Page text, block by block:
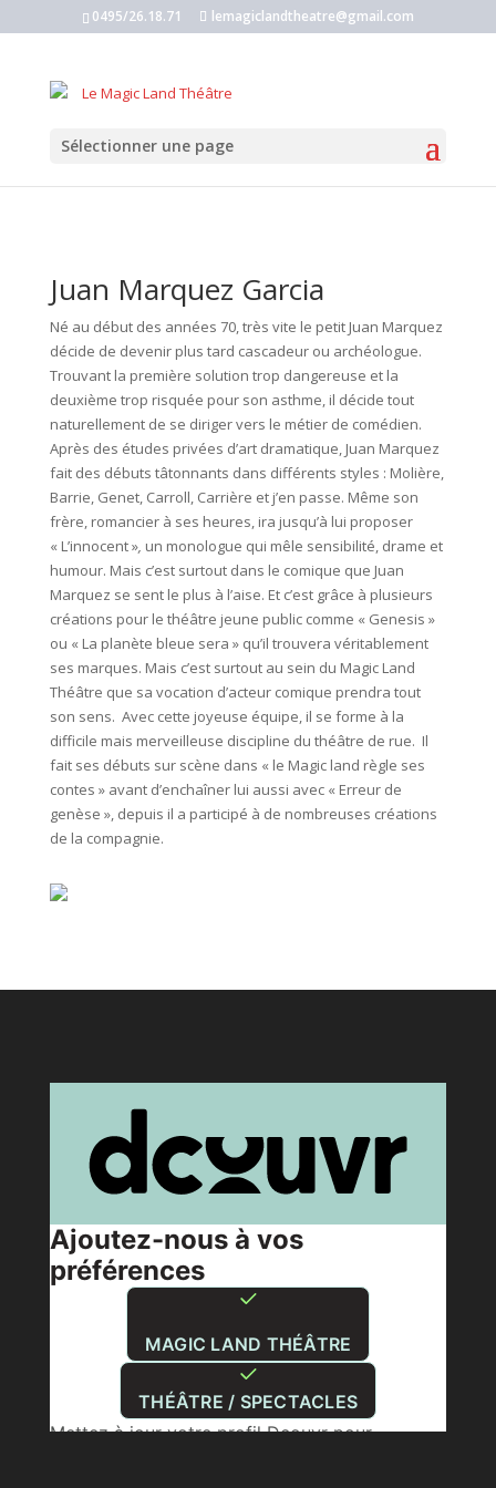
0495/26.18.71 lemagiclandtheatre@gmail.com
Sélectionner une page
Juan Marquez Garcia
Né au début des années 70, très vite le petit Juan Marquez
décide de devenir plus tard cascadeur ou archéologue.
Trouvant la première solution trop dangereuse et la
deuxième trop risquée pour son asthme, il décide tout
naturellement de se diriger vers le métier de comédien.
Après des études privées d’art dramatique, Juan Marquez
fait des débuts tâtonnants dans différents styles : Molière,
Barrie, Genet, Carroll, Carrière et j’en passe. Même son
frère, romancier à ses heures, ira jusqu’à lui proposer
« L’innocent », un monologue qui mêle sensibilité, drame et
humour. Mais c’est surtout dans le comique que Juan
Marquez se sent le plus à l’aise. Et c’est grâce à plusieurs
créations pour le théâtre jeune public comme « Genesis »
ou « La planète bleue sera » qu’il trouvera véritablement
ses marques. Mais c’est surtout au sein du Magic Land
Théâtre que sa vocation d’acteur comique prendra tout
son sens. Avec cette joyeuse équipe, il se forme à la
difficile mais merveilleuse discipline du théâtre de rue. Il
fait ses débuts sur scène dans « le Magic land règle ses
contes » avant d’enchaîner lui aussi avec « Erreur de
genèse », depuis il a participé à de nombreuses créations
de la compagnie.